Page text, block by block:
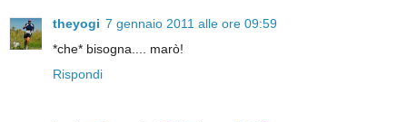
theyogi 7 gennaio 2011 alle ore 09:59
*che* bisogna.... marò!
Rispondi